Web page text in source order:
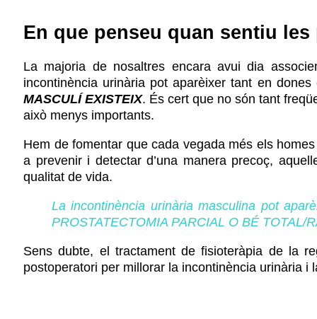
En que penseu quan sentiu
La majoria de nosaltres encara avui dia
incontinència urinària pot aparèixer tant en
MASCULÍ EXISTEIX. És cert que no són tant
això menys importants.
Hem de fomentar que cada vegada més els
a prevenir i detectar d’una manera precoç,
qualitat de vida.
La incontinència urinària masculina pot
PROSTATECTOMIA PARCIAL O BÉ TOTAL/
Sens dubte, el tractament de fisioteràpia de la
postoperatori per millorar la incontinència urinària i